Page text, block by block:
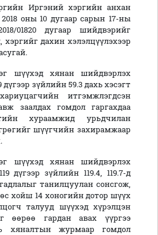
Иргэний хэргийн анхан
оны 10 дугаар сарын 17-ны
01820 дугаар шийдвэрийг
хэргийг дахин хэлэлцүүлэхээр
шүүхэд хянан шийдвэрлэх
зүйлийн 59.3 дахь хэсэгт
итгэмжлэгдсэн
заалдах гомдол гаргахдаа
хураамжид урьдчилан
шүүгчийн захирамжаар
шүүхэд хянан шийдвэрлэх
дүгээр зүйлийн 119.4, 119.7-д
танилцуулан сонсгож,
хойш 14 хоногийн дотор шүүх
талууд шүүхэд хүрэлцэн
өөрөө гардан авах үүргээ
хяналтын журмаар гомдол